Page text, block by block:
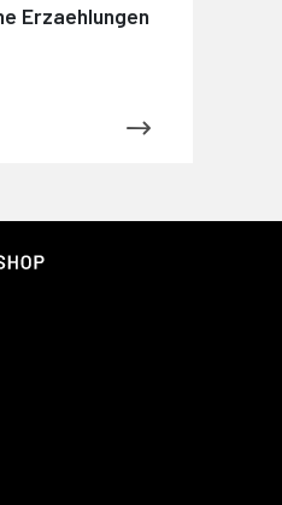
Erzaehlungen